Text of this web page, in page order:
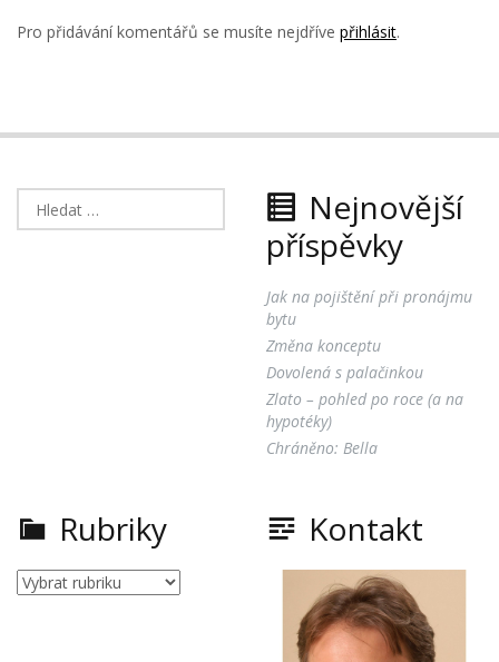
Pro přidávání komentářů se musíte nejdříve přihlásit.
Vyhledávání
Nejnovější
příspěvky
Jak na pojištění při pronájmu
bytu
Změna konceptu
Dovolená s palačinkou
Zlato – pohled po roce (a na
hypotéky)
Chráněno: Bella
Rubriky
Rubriky
Kontakt